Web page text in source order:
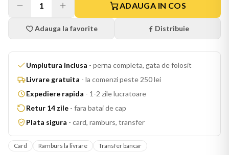
1 ADAUGA IN COS
Adauga la favorite Distribuie
Umplutura inclusa - perna completa, gata de folosit
Livrare gratuita - la comenzi peste 250 lei
Expediere rapida - 1-2 zile lucratoare
Retur 14 zile - fara batai de cap
Plata sigura - card, ramburs, transfer
Card Ramburs la livrare
Transfer bancar